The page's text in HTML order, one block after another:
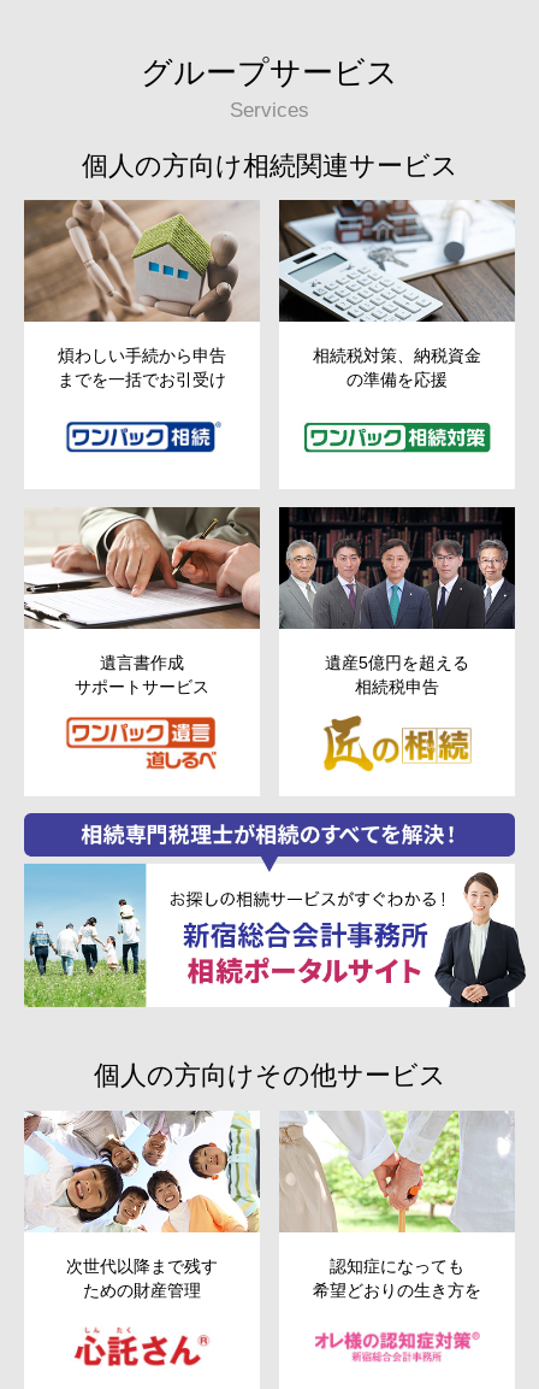
グループサービス
Services
個人の方向け相続関連サービス
煩わしい手続から申告
までを一括でお引受け
相続税対策、納税資金
の準備を応援
遺言書作成
サポートサービス
遺産5億円を超える
相続税申告
個人の方向けその他サービス
次世代以降まで残す
ための財産管理
認知症になっても
希望どおりの生き方を